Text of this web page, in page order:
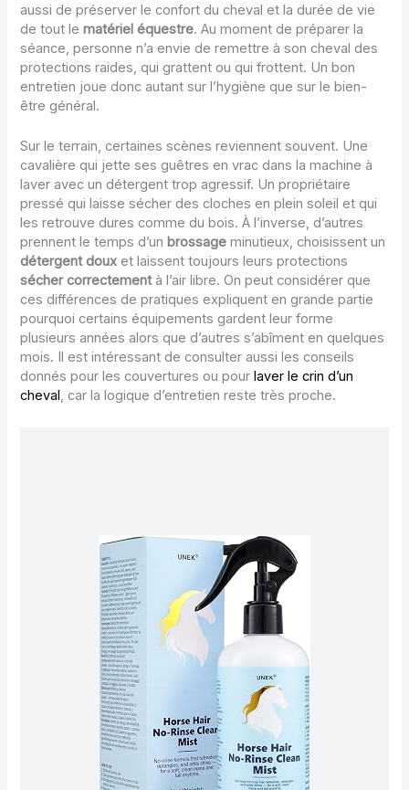
aussi de préserver le confort du cheval et la durée de vie
de tout lematériel équestre. Au moment de préparer la
séance, personne n’a envie de remettre à son cheval des
protections raides, qui grattent ou qui frottent. Un bon
entretien joue donc autant sur l’hygiène que sur le bien-
être général.
Sur le terrain, certaines scènes reviennent souvent. Une
cavalière qui jette ses guêtres en vrac dans la machine à
laver avec un détergent trop agressif. Un propriétaire
pressé qui laisse sécher des cloches en plein soleil et qui
les retrouve dures comme du bois. À l’inverse, d’autres
prennent le temps d’un brossage minutieux, choisissent un
détergent doux et laissent toujours leurs protections
sécher correctementà l’air libre. On peut considérer que
ces différences de pratiques expliquent en grande partie
pourquoi certains équipements gardent leur forme
plusieurs années alors que d’autres s’abîment en quelques
mois. Il est intéressant de consulter aussi les conseils
donnés pour les couvertures ou pourlaver le crin d’un
cheval, car la logique d’entretien reste très proche.